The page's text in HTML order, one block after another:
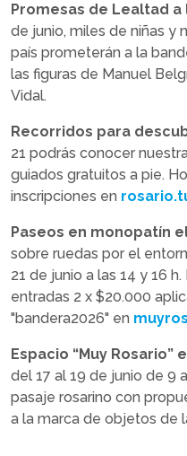
Promesas de Lealtad a
de junio, miles de niñas y
país prometerán a la
las figuras de Manuel
Vidal.
Recorridos para
21 podrás conocer
guiados gratuitos a pie.
inscripciones en
Paseos en monopatín
sobre ruedas por el
21 de junio a las 14 y 16
entradas 2 x $20.000
"bandera2026" en
Espacio “Muy Rosario”
del 17 al 19 de junio de 9
pasaje rosarino con
a la marca de objetos de